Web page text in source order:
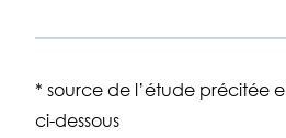
* source de l’étude précitée
ci-dessous